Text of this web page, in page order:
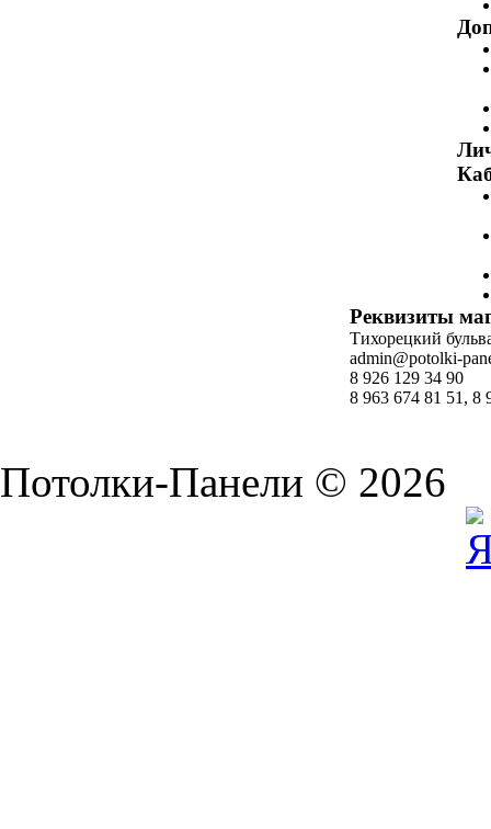
Реквизиты
Тихорецкий
admin@potolki-
8 926 129 34 90
8 963 674 81 51, 8
Потолки-Панели © 2026